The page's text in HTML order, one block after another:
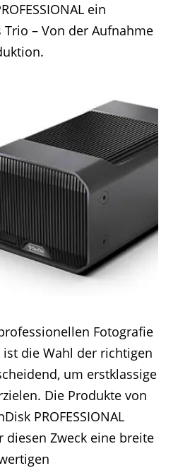
ein
– Von der Aufnahme
Fotografie
die Wahl der richtigen
um erstklassige
Die Produkte von
PROFESSIONAL
diesen Zweck eine breite